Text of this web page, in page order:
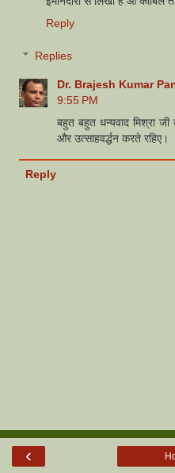
Reply
Replies
Dr. Brajesh Kumar
9:55 PM
बहुत बहुत धन्यवाद मिश्रा
और उत्साहवर्द्धन करते रहिए।
Reply
‹